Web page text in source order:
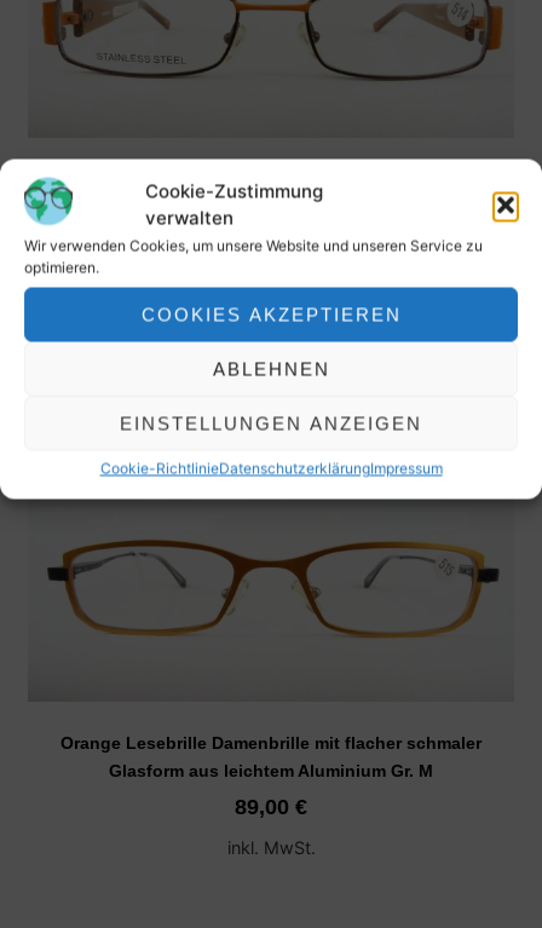
Cookie-Zustimmung
verwalten
Wir verwenden Cookies, um unsere Website und unseren Service zu
optimieren.
COOKIES AKZEPTIEREN
ABLEHNEN
EINSTELLUNGEN ANZEIGEN
Cookie-RichtlinieDatenschutzerklärungImpressum
Damenbrille orange-braun Halbbrille Lesebrille im
Materialmix mit flacher schmaler Glasform Gr. M
69,90€
inkl. MwSt.
Orange Lesebrille Damenbrille mit flacher schmaler
Glasform aus leichtem Aluminium Gr. M
89,00 €
inkl. MwSt.